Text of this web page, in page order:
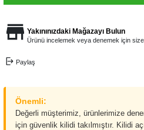
Yakınınızdaki Mağazayı Bulun
Ürünü incelemek veya denemek için size
Paylaş
Önemli:
Değerli müşterimiz, ürünlerimize
için güvenlik kilidi takılmıştır. Kilidi